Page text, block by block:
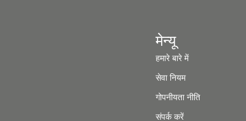
मेन्यू
हमारे बारे में
सेवा नियम
गोपनीयता नीति
संपर्क करें